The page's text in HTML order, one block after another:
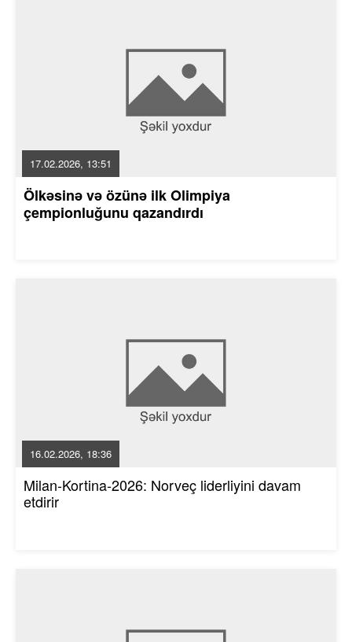
17.02.2026, 13:51
Ölkəsinə və özünə ilk Olimpiya
çempionluğunu qazandırdı
16.02.2026, 18:36
Milan-Kortina-2026: Norveç liderliyini davam
etdirir